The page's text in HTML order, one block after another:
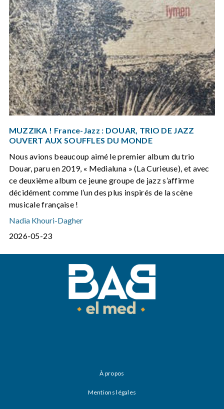
MUZZIKA ! France-Jazz : DOUAR, TRIO DE JAZZ
OUVERT AUX SOUFFLES DU MONDE
Nous avions beaucoup aimé le premier album du trio
Douar, paru en 2019, « Medialuna » (La Curieuse), et avec
ce deuxième album ce jeune groupe de jazz s’affirme
décidément comme l’un des plus inspirés de la scène
musicale française !
Nadia Khouri-Dagher
2026-05-23
À propos
Mentions légales